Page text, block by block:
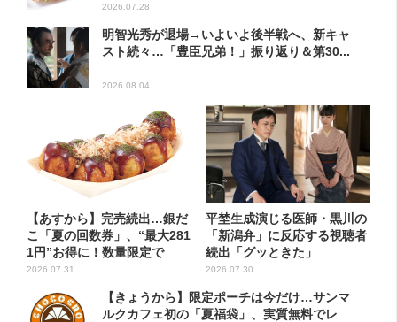
2026.07.28
明智光秀が退場→いよいよ後半戦へ、新キャ
スト続々…「豊臣兄弟！」振り返り＆第30...
2026.08.04
【あすから】完売続出…銀だ
こ「夏の回数券」、“最大281
1円”お得に！数量限定で
2026.07.31
平埜生成演じる医師・黒川の
「新潟弁」に反応する視聴者
続出「グッときた」
2026.07.30
【きょうから】限定ポーチは今だけ…サンマ
ルクカフェ初の「夏福袋」、実質無料でレ